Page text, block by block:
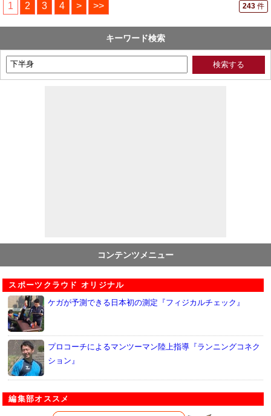
1 2 3 4 > >> 243 件
キーワード検索
コンテンツメニュー
スポーツクラウド オリジナル
ケガが予測できる日本初の測定『フィジカルチェック』
プロコーチによるマンツーマン陸上指導『ランニングコネク
ション』
編集部オススメ